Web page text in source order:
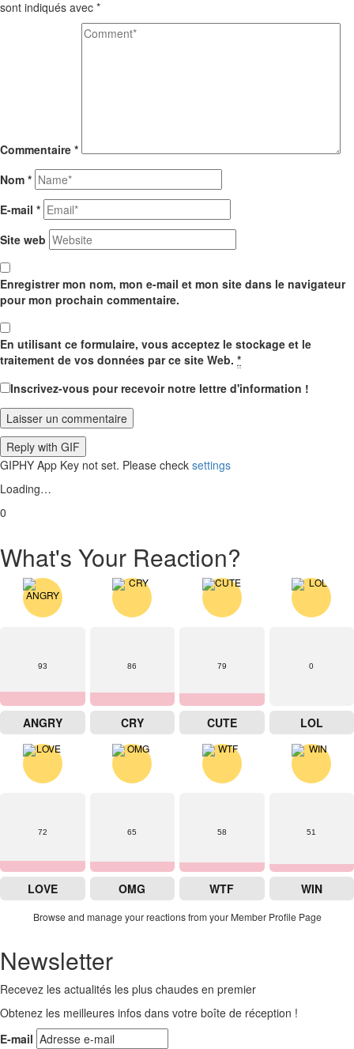
sont indiqués avec *
Commentaire *
Nom *
E-mail *
Site web
Enregistrer mon nom, mon e-mail et mon site dans le navigateur
pour mon prochain commentaire.
En utilisant ce formulaire, vous acceptez le stockage et le
traitement de vos données par ce site Web. *
Inscrivez-vous pour recevoir notre lettre d'information !
Laisser un commentaire
Reply with GIF
GIPHY App Key not set. Please check settings
Loading…
0
What's Your Reaction?
93
ANGRY
86
CRY
79
CUTE
0
LOL
72
LOVE
65
OMG
58
WTF
51
WIN
Browse and manage your reactions from your Member Profile Page
Newsletter
Recevez les actualités les plus chaudes en premier
Obtenez les meilleures infos dans votre boîte de réception !
E-mail